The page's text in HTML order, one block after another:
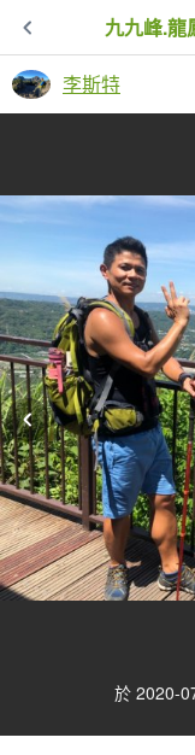
九九峰.龍
李斯特
於 2020-